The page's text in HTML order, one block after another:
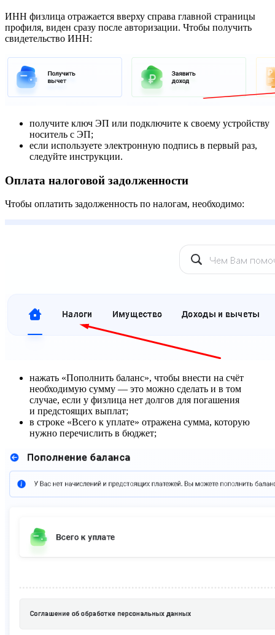
ИНН физлица отражается вверху справа главной страницы
профиля, виден сразу после авторизации. Чтобы получить
свидетельство ИНН:
получите ключ ЭП или подключите к своему устройству
носитель с ЭП;
если используете электронную подпись в первый раз,
следуйте инструкции.
Оплата налоговой задолженности
Чтобы оплатить задолженность по налогам, необходимо:
нажать «Пополнить баланс», чтобы внести на счёт
необходимую сумму — это можно сделать и в том
случае, если у физлица нет долгов для погашения
и предстоящих выплат;
в строке «Всего к уплате» отражена сумма, которую
нужно перечислить в бюджет;